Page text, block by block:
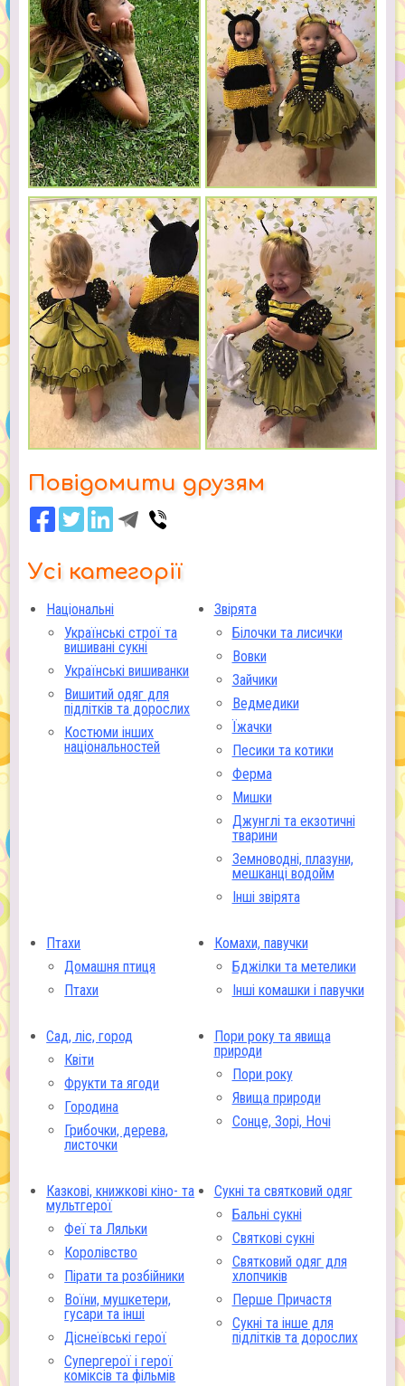
Усі категорії
Національні
Українські строї та
вишивані сукні
Українські вишиванки
Вишитий одяг для
підлітків та дорослих
Костюми інших
національностей
Звірята
Білочки та лисички
Вовки
Зайчики
Ведмедики
Їжачки
Песики та котики
Ферма
Мишки
Джунглі та екзотичні
тварини
Земноводні, плазуни,
мешканці водойм
Інші звірята
Птахи
Домашня птиця
Птахи
Комахи, павучки
Бджілки та метелики
Інші комашки і павучки
Сад, ліс, город
Квіти
Фрукти та ягоди
Городина
Грибочки, дерева,
листочки
Пори року та явища
природи
Пори року
Явища природи
Сонце, Зорі, Ночі
Казкові, книжкові кіно- та
мультгерої
Феї та Ляльки
Королівство
Пірати та розбійники
Воїни, мушкетери,
гусари та інші
Діснеївські герої
Супергерої і герої
коміксів та фільмів
Сукні та святковий одяг
Бальні сукні
Святкові сукні
Святковий одяг для
хлопчиків
Перше Причастя
Сукні та інше для
підлітків та дорослих
Повідомити друзям